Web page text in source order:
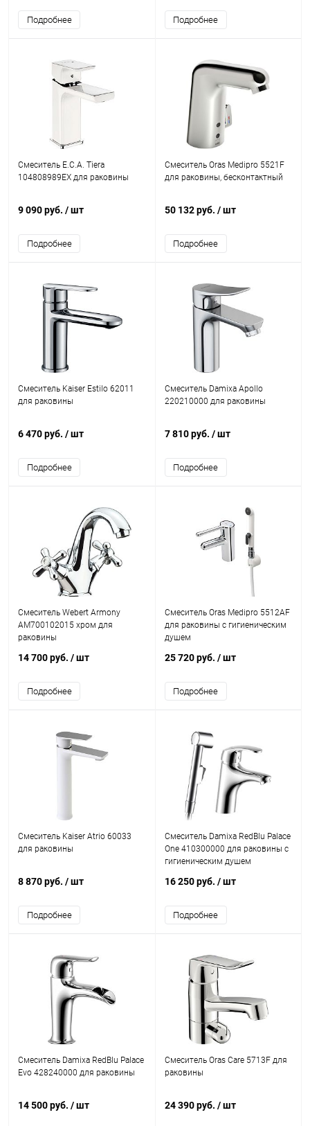
Подробнее Подробнее
Смеситель E.C.A. Tiera
104808989EX для раковины
9 090 руб. / шт
Подробнее
Смеситель Oras Medipro 5521F
для раковины, бесконтактный
50 132 руб. / шт
Подробнее
Смеситель Kaiser Estilo 62011
для раковины
6 470 руб. / шт
Подробнее
Смеситель Damixa Apollo
220210000 для раковины
7 810 руб. / шт
Подробнее
Смеситель Webert Armony
AM700102015 хром для
раковины
14 700 руб. / шт
Подробнее
Смеситель Oras Medipro 5512AF
для раковины с гигиеническим
душем
25 720 руб. / шт
Подробнее
Смеситель Kaiser Atrio 60033
для раковины
8 870 руб. / шт
Подробнее
Смеситель Damixa RedBlu Palace
One 410300000 для раковины с
гигиеническим душем
16 250 руб. / шт
Подробнее
Смеситель Damixa RedBlu Palace
Evo 428240000 для раковины
14 500 руб. / шт
Смеситель Oras Care 5713F для
раковины
24 390 руб. / шт